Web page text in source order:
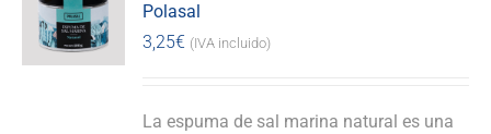
Polasal
3,25€ (IVA incluido)
La espuma de sal marina natural es una